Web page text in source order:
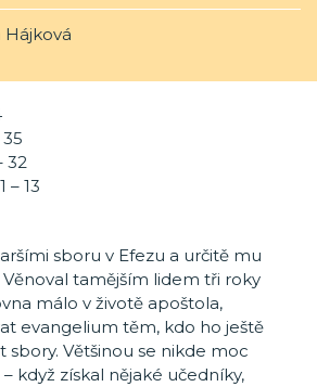
Hájková
32
– 13
sboru v Efezu a určitě mu
tamějším lidem tři roky
málo v životě apoštola,
evangelium těm, kdo ho ještě
sbory. Většinou se nikde moc
když získal nějaké učedníky,